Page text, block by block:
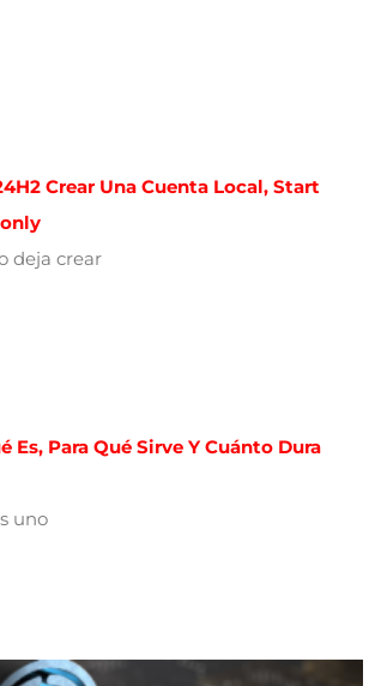
Crear Una Cuenta Local, Start
deja crear
Es, Para Qué Sirve Y Cuánto Dura
uno